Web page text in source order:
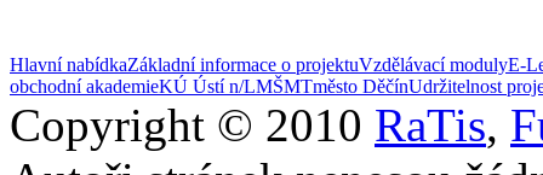
Hlavní nabídkaZákladní informace o projektuVzdělávací modulyE-
obchodní akademieKÚ Ústí n/LMŠMTměsto DěčínUdržitelnost
Copyright © 2010 RaTis,